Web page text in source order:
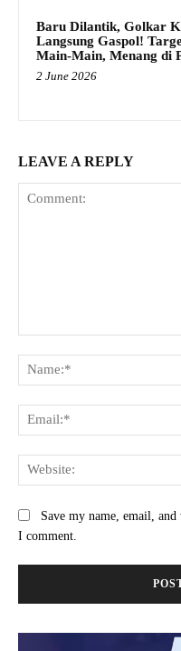
Baru Dilantik, Golkar
Langsung Gaspol!
Main-Main, Menang di
2 June 2026
LEAVE A REPLY
Save my name, email,
I comment.